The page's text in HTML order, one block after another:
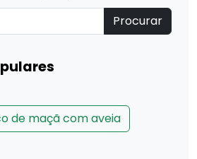
Procurar
de maçã com aveia